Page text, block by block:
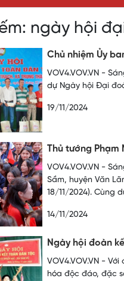
ngày hội
Chủ nhiệm Ủy
VOV4.VOV.VN -
dự Ngày hội Đại
19/11/2024
Thủ tướng
VOV4.VOV.VN -
Sầm, huyện Văn
18/11/2024). Cùng
14/11/2024
Ngày hội đoàn
VOV4.VOV.VN -
hóa độc đáo, đặc